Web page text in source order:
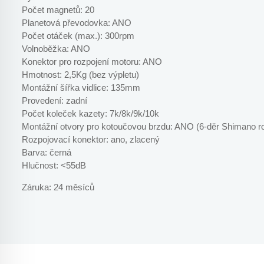
Počet magnetů: 20
Planetová převodovka: ANO
Počet otáček (max.): 300rpm
Volnoběžka: ANO
Konektor pro rozpojení motoru: ANO
Hmotnost: 2,5Kg (bez výpletu)
Montážní šířka vidlice: 135mm
Provedení: zadní
Počet koleček kazety: 7k/8k/9k/10k
Montážní otvory pro kotoučovou brzdu: ANO (6-děr Shimano
Rozpojovací konektor: ano, zlacený
Barva: černá
Hlučnost: <55dB
Záruka: 24 měsíců